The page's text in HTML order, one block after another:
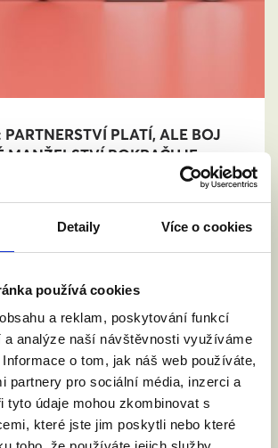
Detaily Více o cookies
používá cookies
a reklam, poskytování funkcí
analýze naší návštěvnosti využíváme
o tom, jak náš web používáte,
partnery pro sociální média, inzerci a
tyto údaje mohou zkombinovat s
které jste jim poskytli nebo které
PARTNERSTVÍ PLATÍ, ALE BOJ
MANŽELSTVÍ POKRAČUJE
se zapsal do historie jako rok,
páry a rodiny s dětmi
momentů, od prvních
Soudního dvora EU o
Vrcholem roku byly
ve kterých podpořilo
60 férových poslanců a
I přes tyto pokroky nový rok
s jasným vzkazem nové vládě